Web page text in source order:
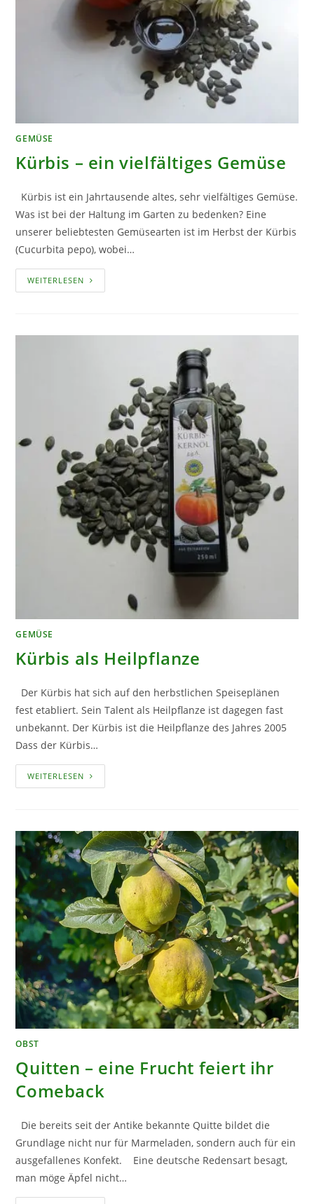
GEMÜSE
Kürbis – ein vielfältiges Gemüse
Kürbis ist ein Jahrtausende altes, sehr vielfältiges Gemüse.
Was ist bei der Haltung im Garten zu bedenken? Eine
unserer beliebtesten Gemüsearten ist im Herbst der Kürbis
(Cucurbita pepo), wobei…
WEITERLESEN KÜRBIS
–
GEMÜSE
Kürbis als Heilpflanze
Der Kürbis hat sich auf den herbstlichen Speiseplänen
fest etabliert. Sein Talent als Heilpflanze ist dagegen fast
unbekannt. Der Kürbis ist die Heilpflanze des Jahres 2005
Dass der Kürbis…
WEITERLESEN KÜRBIS
ALS
OBST
Quitten – eine Frucht feiert ihr
Comeback
Die bereits seit der Antike bekannte Quitte bildet die
Grundlage nicht nur für Marmeladen, sondern auch für ein
ausgefallenes Konfekt. Eine deutsche Redensart besagt,
man möge Äpfel nicht…